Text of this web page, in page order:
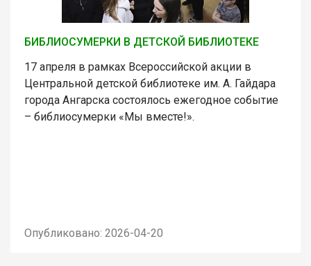
БИБЛИОСУМЕРКИ В ДЕТСКОЙ БИБЛИОТЕКЕ
17 апреля в рамках Всероссийской акции в
Центральной детской библиотеке им. А. Гайдара
города Ангарска состоялось ежегодное событие
– библиосумерки «Мы вместе!».
Опубликовано: 2026-04-20